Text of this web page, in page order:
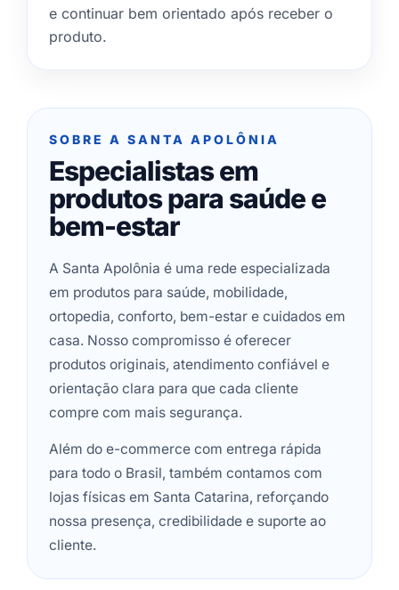
e continuar bem orientado após receber o
produto.
SOBRE A SANTA APOLÔNIA
Especialistas em
produtos para saúde e
bem-estar
A Santa Apolônia é uma rede especializada
em produtos para saúde, mobilidade,
ortopedia, conforto, bem-estar e cuidados em
casa. Nosso compromisso é oferecer
produtos originais, atendimento confiável e
orientação clara para que cada cliente
compre com mais segurança.
Além do e-commerce com entrega rápida
para todo o Brasil, também contamos com
lojas físicas em Santa Catarina, reforçando
nossa presença, credibilidade e suporte ao
cliente.